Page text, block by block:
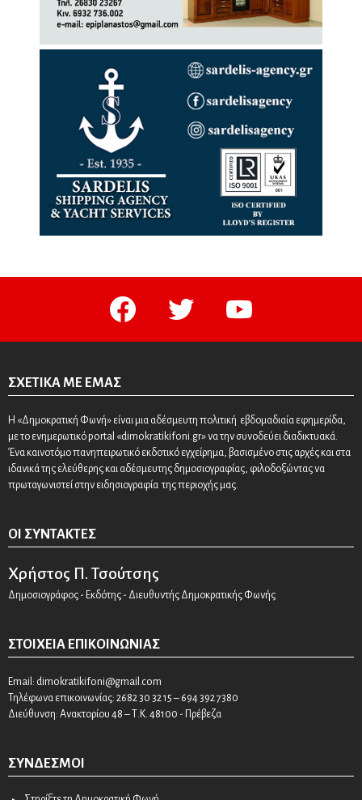
facebook twitter youtube
ΣΧΕΤΙΚΆ ΜΕ ΕΜΆΣ
Η «Δημοκρατική Φωνή» είναι μια αδέσμευτη πολιτική εβδομαδιαία εφημερίδα,
με το ενημερωτικό portal «dimokratikifoni.gr» να την συνοδεύει διαδικτυακά.
Ένα καινοτόμο πανηπειρωτικό εκδοτικό εγχείρημα, βασισμένο στις αρχές και στα
ιδανικά της ελεύθερης και αδέσμευτης δημοσιογραφίας, φιλοδοξώντας να
πρωταγωνιστεί στην ειδησιογραφία της περιοχής μας.
ΟΙ ΣΥΝΤΆΚΤΕΣ
Χρήστος Π. Τσούτσης
Δημοσιογράφος - Εκδότης - Διευθυντής Δημοκρατικής Φωνής
ΣΤΟΙΧΕΊΑ ΕΠΙΚΟΙΝΩΝΊΑΣ
Email: dimokratikifoni@gmail.com
Τηλέφωνα επικοινωνίας: 2682 30 32 15 – 694 392 7380
Διεύθυνση: Ανακτορίου 48 – Τ.Κ. 48100 - Πρέβεζα
ΣΎΝΔΕΣΜΟΙ